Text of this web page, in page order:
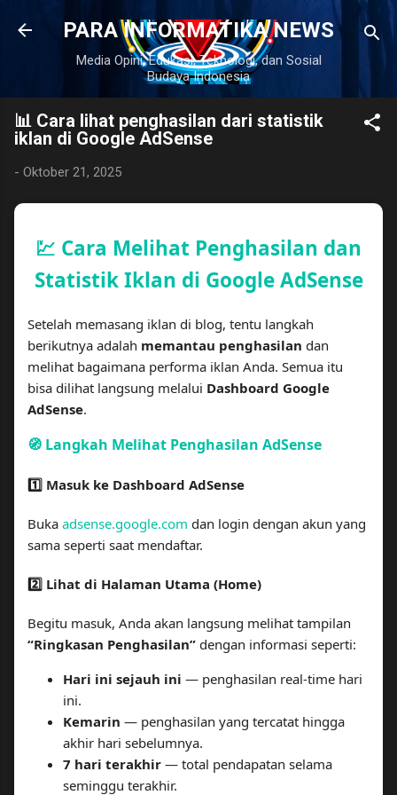
Langsung ke konten utama
PARA INFORMATIKA NEWS
Media Opini, Edukasi, Teknologi, dan Sosial
Budaya Indonesia
📊 Cara lihat penghasilan dari statistik
iklan di Google AdSense
- Oktober 21, 2025
💹 Cara Melihat Penghasilan dan
Statistik Iklan di Google AdSense
Setelah memasang iklan di blog, tentu langkah
berikutnya adalah memantau penghasilan dan
melihat bagaimana performa iklan Anda. Semua itu
bisa dilihat langsung melalui Dashboard Google
AdSense.
🧭 Langkah Melihat Penghasilan AdSense
1️⃣ Masuk ke Dashboard AdSense
Buka adsense.google.com dan login dengan akun yang
sama seperti saat mendaftar.
2️⃣ Lihat di Halaman Utama (Home)
Begitu masuk, Anda akan langsung melihat tampilan
“Ringkasan Penghasilan” dengan informasi seperti:
Hari ini sejauh ini — penghasilan real-time hari
ini.
Kemarin — penghasilan yang tercatat hingga
akhir hari sebelumnya.
7 hari terakhir — total pendapatan selama
seminggu terakhir.